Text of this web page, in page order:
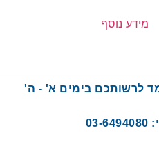
מידע נוסף
לרשותכם בימים א' - ה'